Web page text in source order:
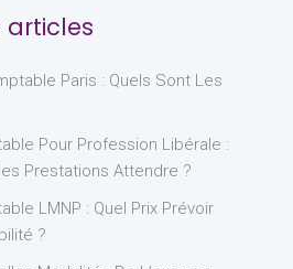
articles
Paris : Quels Sont Les
Pour Profession Libérale :
Prestations Attendre ?
LMNP : Quel Prix Prévoir
?